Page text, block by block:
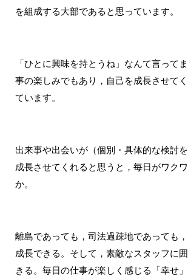
を組成する大部であると思っています。
「ひとに興味を持とうね」なんて言って
事の楽しみでもあり，自己を成長させて
ています。
出来事や出会いが（個別・具体的な検討
成長させてくれると思うと，毎日がワク
か。
離島であっても，司法過疎地であっても
成長できる。そして，素敵なスタッフに
きる。毎日の仕事が楽しく感じる「幸せ